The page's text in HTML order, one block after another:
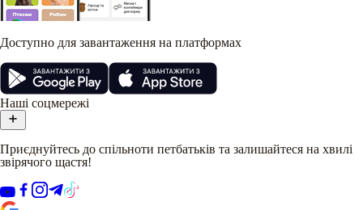
Доступно для завантаження на платформах
Наші соцмережі
Приєднуйтесь до спільноти петбатьків та залишайтеся на хвилі
звірячого щастя!